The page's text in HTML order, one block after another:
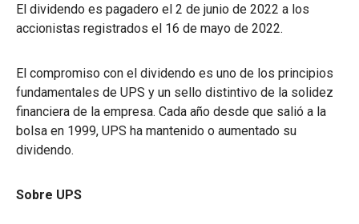
El dividendo es pagadero el 2 de junio de 2022 a los
accionistas registrados el 16 de mayo de 2022.
El compromiso con el dividendo es uno de los principios
fundamentales de UPS y un sello distintivo de la solidez
financiera de la empresa. Cada año desde que salió a la
bolsa en 1999, UPS ha mantenido o aumentado su
dividendo.
Sobre UPS